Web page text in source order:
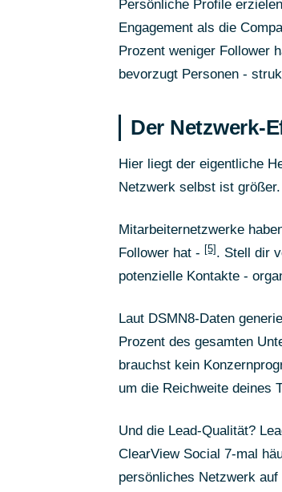
Persönliche Profile
Engagement als die
Prozent weniger Follower
bevorzugt Personen -
Der Netzwerk-
Hier liegt der eigentliche
Netzwerk selbst ist größer.
Mitarbeiternetzwerke
Follower hat - [5]. Stell dir
potenzielle Kontakte -
Laut DSMN8-Daten
Prozent des gesamten
brauchst kein
um die Reichweite deines
Und die Lead-Qualität?
ClearView Social 7-mal
persönliches Netzwerk